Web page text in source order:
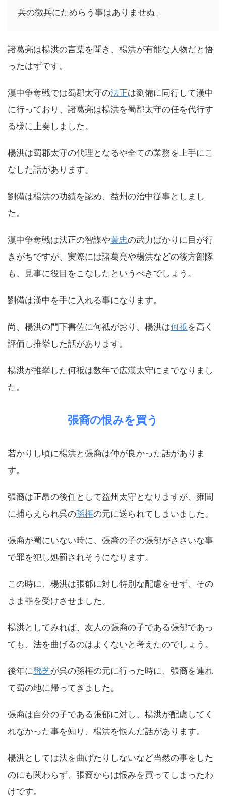
兵の徴兵にためらう事はありませぬ」
諸葛亮は楊洪の言葉を聞き、楊洪が有能な人物だと悟
ったはずです。
漢中争奪戦では蜀郡太守の法正は劉備に同行して漢中
に行っており、諸葛亮は楊洪を蜀郡太守の任を代行す
る様に上奏しました。
楊洪は蜀郡太守の代理となるや全ての業務を上手にこ
なした話があります。
劉備は楊洪の功績を認め、益州の治中従事としまし
た。
漢中争奪戦は法正の智謀や黄忠の武力ばかりに目が行
きがちですが、実際には諸葛亮や楊洪などの後方部隊
も、見事に役目をこなしたというべきでしょう。
劉備は漢中を手に入れる事になります。
尚、楊洪の門下書佐に何祗がおり、楊洪は何祗を高く
評価し推挙した話があります。
楊洪が推挙した何祗は数年で広漢太守にまでなりまし
た。
張裔の恨みを買う
若かりし頃に楊洪と張裔は仲が良かった話がありま
す。
張裔は正昂の後任として益州太守となりますが、雍闓
に捕らえられ呉の孫権の元に送られてしまいました。
張裔が蜀にいない時に、張裔の子の張郁がささいな事
で罪を犯し処罰されそうになります。
この時に、楊洪は張郁に対し特別な配慮をせず、その
まま罪を受けさせました。
楊洪としてみれば、友人の張裔の子である張郁であっ
ても、法を曲げるのはよくないと考えたのでしょう。
後年に鄧芝が呉の孫権の元に行った時に、張裔を連れ
て蜀の地に帰ってきました。
張裔は自分の子である張郁に対し、楊洪が配慮してく
れなかった事を知り、楊洪を恨んだ話があります。
楊洪としては法を曲げたりしないなど当然の事をした
のにも関わらず、張裔からは恨みを買ってしまったわ
けです。